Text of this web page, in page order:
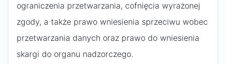
ograniczenia przetwarzania, cofnięcia wyrażonej
zgody, a także prawo wniesienia sprzeciwu wobec
przetwarzania danych oraz prawo do wniesienia
skargi do organu nadzorczego.